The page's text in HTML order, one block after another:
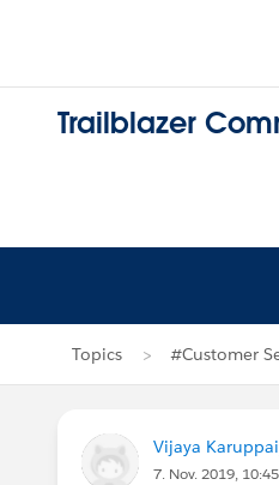
Trailblazer
Topics #Customer
Vijaya
7. Nov. 2019, 10:45